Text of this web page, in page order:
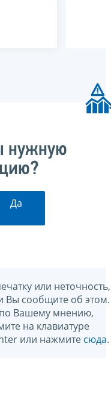
нужную
Да
или неточность,
Вы сообщите об этом.
по Вашему мнению,
на клавиатуре
или нажмите сюда.